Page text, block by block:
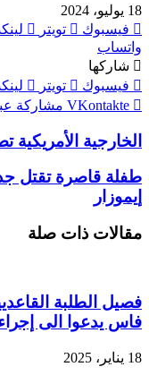
18 يوليو، 2024
فيسبوك
تويتر
واتساب
شاركها
فيسبوك
تويتر
مشاركة
الخارجية
طفلة قاصرة تقتل
إيموزار
مقالات ذات صلة
فصيل الطلبة
فاس يدعوا الى
18 يناير، 2025